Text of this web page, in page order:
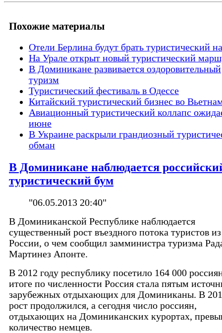
Похожие материалы
Отели Берлина будут брать туристический
На Урале открыт новый туристический
В Доминикане развивается оздоровительный
туризм
Туристический фестиваль в Одессе
Китайский туристический бизнес во
Авиационный туристический коллапс
июне
В Украине раскрыли грандиозный
обман
В Доминикане наблюдается
туристический бум
"06.05.2013 20:40"
В Доминиканской Республике наблюдается
существенный рост въездного потока туристов из
России, о чем сообщил замминистра туризма
Мартинез Апонте.
В 2012 году республику посетило 164 000
итоге по численности Россия стала пятым
зарубежных отдыхающих для Доминиканы. В
рост продолжился, а сегодня число россиян,
отдыхающих на Доминиканских курортах,
количество немцев.